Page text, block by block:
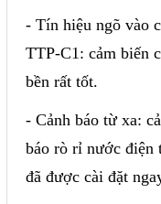
- Tín hiệu ngõ vào
TTP-C1: cảm biến
bền rất tốt.
- Cảnh báo từ xa:
báo rò rỉ nước điện
đã được cài đặt
Mail